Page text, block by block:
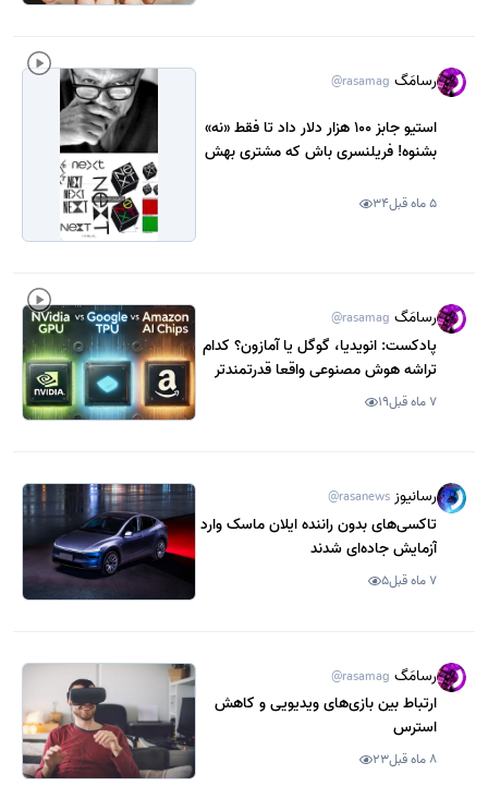
رسامَگ @rasamag
استیو جابز 100 هزار دلار داد تا فقط «نه»
بشنوه! فریلنسری باش که مشتری بهش
5 ماه قبل 34
رسامَگ @rasamag
پادکست: انویدیا، گوگل یا آمازون؟ کدام
تراشه هوش مصنوعی واقعا قدرتمندتر
است؟
7 ماه قبل 19
رسانیوز @rasanews
تاکسی‌های بدون راننده ایلان ماسک وارد
آزمایش جاده‌ای شدند
7 ماه قبل 5
رسامَگ @rasamag
ارتباط بین بازی‌های ویدیویی و کاهش
استرس
8 ماه قبل 23